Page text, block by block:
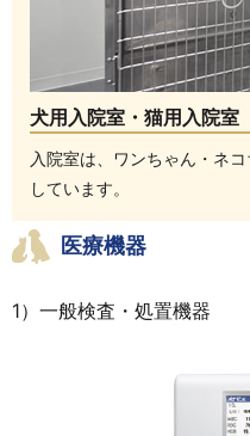
犬用入院室・猫用入院室
入院室は、ワンちゃん・ネ
しています。
医療機器
1）一般検査・処置機器